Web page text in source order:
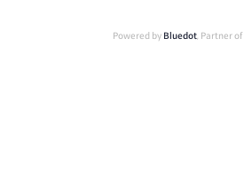
Powered by Bluedot, Partner of